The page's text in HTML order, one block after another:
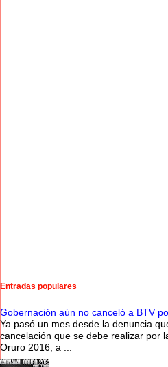
Entradas populares
Gobernación aún no canceló a BTV
Ya pasó un mes desde la denuncia
cancelación que se debe realizar por
Oruro 2016, a ...